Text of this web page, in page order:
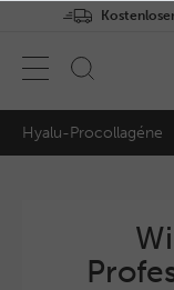
Hyalu-Procollagéne